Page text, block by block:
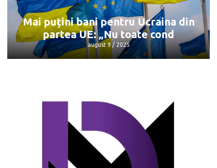
va avea loc
august 9 / 2025
Mai puțini bani pentru Ucraina din
partea UE: „Nu toate cond
august 9 / 2025
Mai puțini bani pentru Ucraina din
partea UE: „Nu toate cond